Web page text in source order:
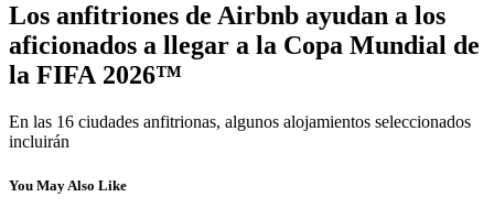
Los anfitriones de Airbnb ayudan a los
aficionados a llegar a la Copa Mundial de
la FIFA 2026™
En las 16 ciudades anfitrionas, algunos alojamientos seleccionados
incluirán
You May Also Like